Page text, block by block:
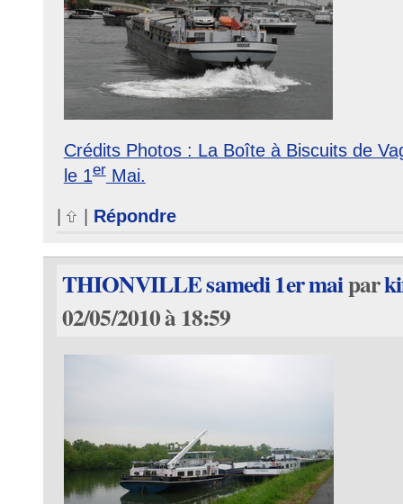
Crédits Photos : La Boîte à Biscuits de
le 1erMai.
| | Répondre
THIONVILLE samedi 1er maipar
02/05/2010 à 18:59